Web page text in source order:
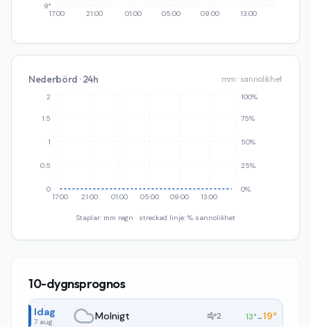
17:00 21:00 01:00 05:00 09:00 13:00
9°
Nederbörd · 24h mm · sannolikhet
17:00 21:00 01:00 05:00 09:00 13:00
0
0.5
1
1.5
2
0%
25%
50%
75%
100%
Staplar: mm regn · streckad linje: % sannolikhet
10-dygnsprognos
Idag
7 aug. Molnigt 2 13°→19°